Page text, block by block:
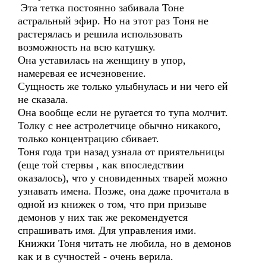
Эта тетка постоянно забивала Тоне
астральный эфир. Но на этот раз Тоня не
растерялась и решила использовать
возможность на всю катушку.
Она уставилась на женщину в упор,
намеревая ее исчезновение.
Сущность же только улыбнулась и ни чего ей
не сказала.
Она вообще если не ругается то тупа молчит.
Толку с нее астролетчице обычно никакого,
только концентрацию сбивает.
Тоня года три назад узнала от приятельницы
(еще той стервы , как впоследствии
оказалось), что у сновиденных тварей можно
узнавать имена. Позже, она даже прочитала в
одной из книжек о том, что при призыве
демонов у них так же рекомендуется
спрашивать имя. Для управления ими.
Книжки Тоня читать не любила, но в демонов
как и в сучностей - очень верила.